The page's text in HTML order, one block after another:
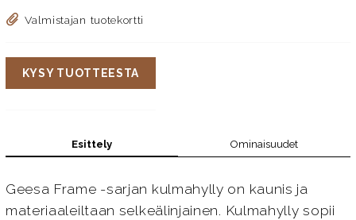
Valmistajan tuotekortti
KYSY TUOTTEESTA
Esittely Ominaisuudet
Geesa Frame -sarjan kulmahylly on kaunis ja
materiaaleiltaan selkeälinjainen. Kulmahylly sopii